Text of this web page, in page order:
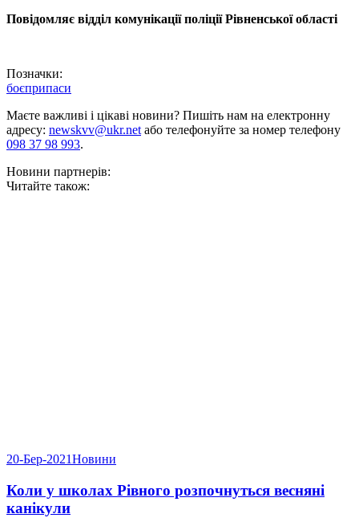
Повідомляє відділ комунікації поліції Рівненської області
Позначки:
боєприпаси
Маєте важливі і цікаві новини? Пишіть нам на електронну
адресу: newskvv@ukr.netабо телефонуйте за номер телефону
098 37 98 993.
Новини партнерів:
Читайте також:
20-Бер-2021Новини
Коли у школах Рівного розпочнуться весняні
канікули